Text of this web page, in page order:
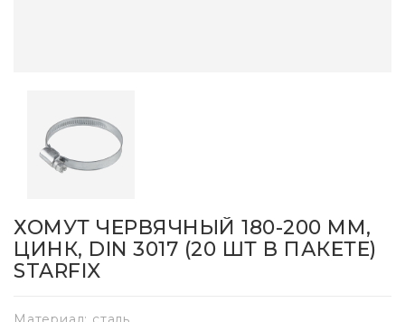
ХОМУТ ЧЕРВЯЧНЫЙ 180-200 ММ,
ЦИНК, DIN 3017 (20 ШТ В ПАКЕТЕ)
STARFIX